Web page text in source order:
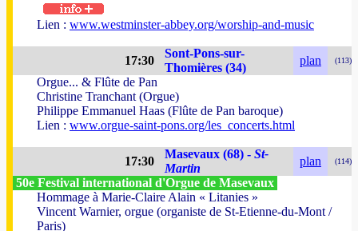
Lien : www.westminster-abbey.org/worship-and-music
17:30
Sont-Pons-sur-
Thomières (34)
plan (113)
Orgue... & Flûte de Pan
Christine Tranchant (Orgue)
Philippe Emmanuel Haas (Flûte de Pan baroque)
Lien : www.orgue-saint-pons.org/les_concerts.html
17:30
Masevaux (68) - St-
Martin
plan (114)
50e Festival international d'Orgue de Masevaux
Hommage à Marie-Claire Alain « Litanies »
Vincent Warnier, orgue (organiste de St-Etienne-du-Mont /
Paris)